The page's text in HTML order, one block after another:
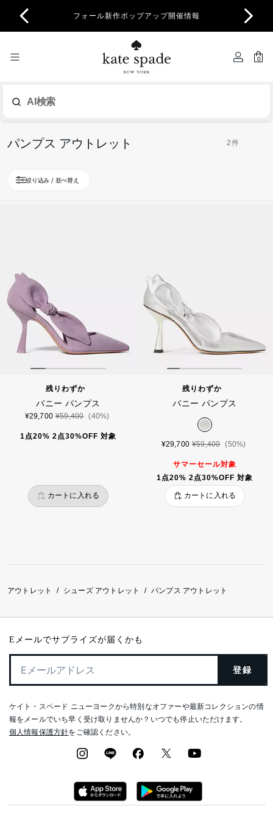
フォール新作ポップアップ開催情報
0
AI検索
パンプス アウトレット 2件
絞り込み / 並べ替え
残りわずか
バニー パンプス
¥29,700 ¥59,400 (40%)
1点20% 2点30%OFF 対象
カートに入れる
残りわずか
バニー パンプス
¥29,700 ¥59,400 (50%)
サマーセール対象
1点20% 2点30%OFF 対象
カートに入れる
アウトレット / シューズ アウトレット / パンプス アウトレット
Eメールでサプライズが届くかも
登録
ケイト・スペード ニューヨークから特別なオファーや最新コレクションの情
報をメールでいち早く受け取りませんか？いつでも停止いただけます。
個人情報保護方針をご確認ください。